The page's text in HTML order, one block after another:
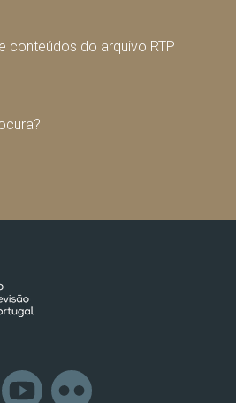
conteúdos do arquivo RTP